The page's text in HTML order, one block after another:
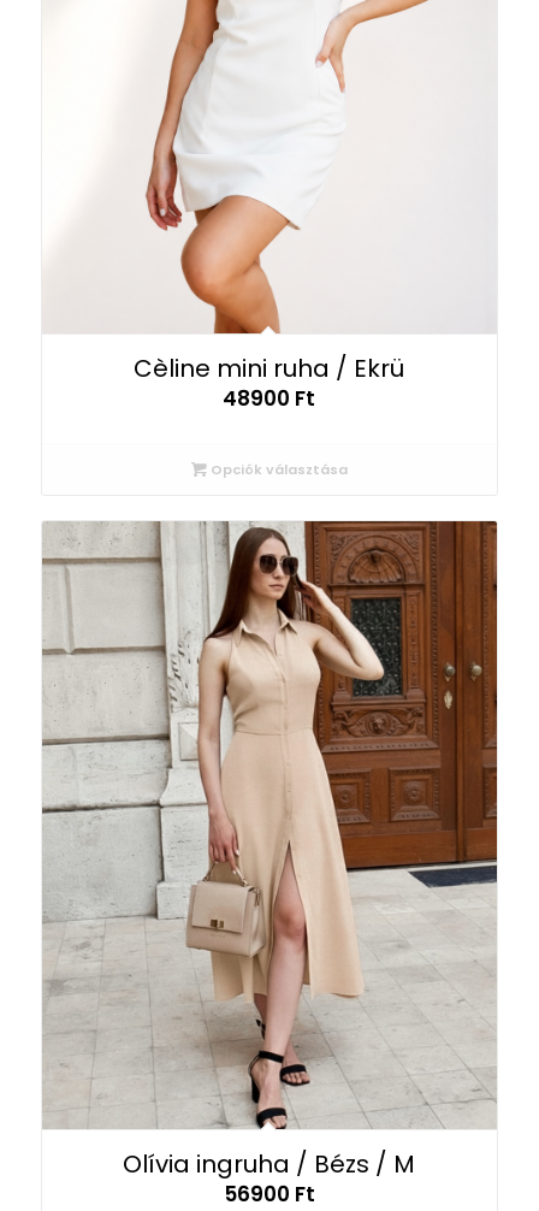
Cèline mini ruha / Ekrü
48900 Ft
Opciók választása
Olívia ingruha / Bézs / M
56900 Ft